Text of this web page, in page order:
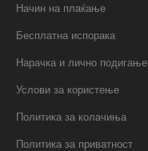
Начин на плаќање
Бесплатна испорака
Нарачка и лично подигање
Услови за користење
Политика за колачиња
Политика за приватност